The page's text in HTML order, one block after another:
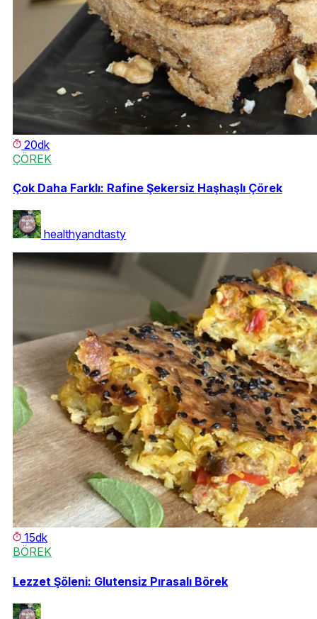
20dk
ÇÖREK
Çok Daha Farklı: Rafine Şekersiz Haşhaşlı Çörek
healthyandtasty
15dk
BÖREK
Lezzet Şöleni: Glutensiz Pırasalı Börek